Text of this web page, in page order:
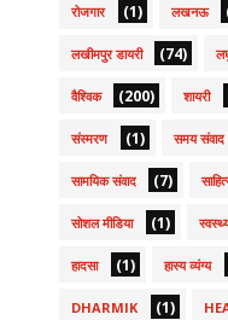
रोजगार (1) लखनऊ
लखीमपुर डायरी (74)
वैश्विक (200) शायरी
संस्मरण (1) समय संवाद
सामयिक संवाद (7)
सोशल मीडिया (1)
हादसा (1) हास्य व्यंग्य
DHARMIK (1)